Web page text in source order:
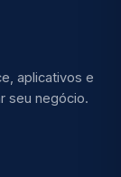
aplicativos e
seu negócio.